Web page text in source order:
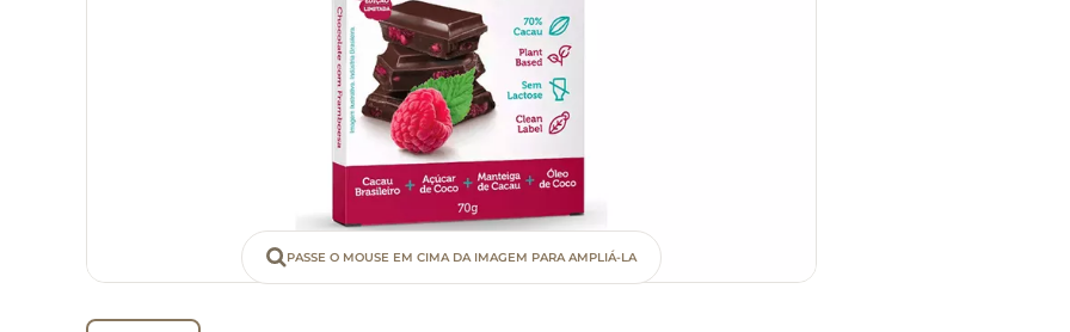
PASSE O MOUSE EM CIMA DA IMAGEM PARA AMPLIÁ-LA